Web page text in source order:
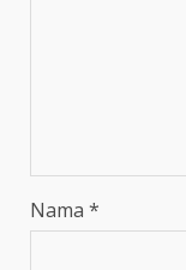
Nama *